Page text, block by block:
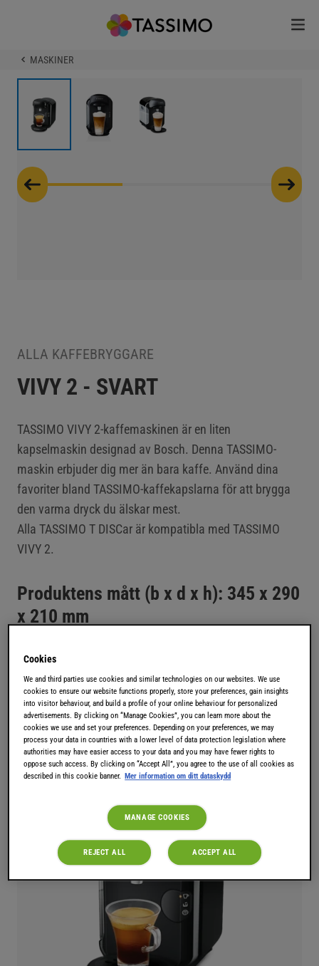
MASKINER
ALLA KAFFEBRYGGARE
VIVY 2 - SVART
TASSIMO VIVY 2-kaffemaskinen är en liten
kapselmaskin designad av Bosch. Denna TASSIMO-
maskin erbjuder dig mer än bara kaffe. Använd dina
favoriter bland TASSIMO-kaffekapslarna för att brygga
den varma dryck du älskar mest.
Alla TASSIMO T DISCar är kompatibla med TASSIMO
VIVY 2.
Produktens mått (b x d x h): 345 x 290
x 210 mm
Egenskaper
Cookies
We and third parties use cookies and similar technologies on our websites. We use
cookies to ensure our website functions properly, store your preferences, gain insights
into visitor behaviour, and build a profile of your online behaviour for personalized
advertisements. By clicking on “Manage Cookies”, you can learn more about the
cookies we use and set your preferences. Depending on your preferences, we may
process your data in countries with a lower level of data protection legislation where
authorities may have easier access to your data and you may have fewer rights to
oppose such access. By clicking on “Accept All”, you agree to the use of all cookies as
described in this cookie banner. Mer information om ditt dataskydd
MANAGE COOKIES
REJECT ALL ACCEPT ALL